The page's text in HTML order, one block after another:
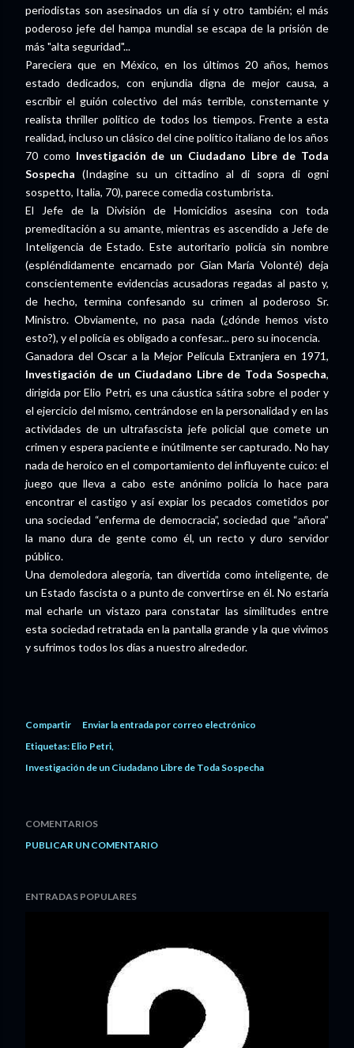
periodistas son asesinados un día sí y otro también; el más
poderoso jefe del hampa mundial se escapa de la prisión de
más "alta seguridad"...
Pareciera que en México, en los últimos 20 años, hemos
estado dedicados, con enjundia digna de mejor causa, a
escribir el guión colectivo del más terrible, consternante y
realista thriller político de todos los tiempos. Frente a esta
realidad, incluso un clásico del cine político italiano de los años
70 como Investigación de un Ciudadano Libre de Toda
Sospecha (Indagine su un cittadino al di sopra di ogni
sospetto, Italia, 70), parece comedia costumbrista.
El Jefe de la División de Homicidios asesina con toda
premeditación a su amante, mientras es ascendido a Jefe de
Inteligencia de Estado. Este autoritario policía sin nombre
(espléndidamente encarnado por Gian María Volonté) deja
conscientemente evidencias acusadoras regadas al pasto y,
de hecho, termina confesando su crimen al poderoso Sr.
Ministro. Obviamente, no pasa nada (¿dónde hemos visto
esto?), y el policía es obligado a confesar... pero su inocencia.
Ganadora del Oscar a la Mejor Película Extranjera en 1971,
Investigación de un Ciudadano Libre de Toda Sospecha,
dirigida por Elio Petri, es una cáustica sátira sobre el poder y
el ejercicio del mismo, centrándose en la personalidad y en las
actividades de un ultrafascista jefe policial que comete un
crimen y espera paciente e inútilmente ser capturado. No hay
nada de heroico en el comportamiento del influyente cuico: el
juego que lleva a cabo este anónimo policía lo hace para
encontrar el castigo y así expiar los pecados cometidos por
una sociedad “enferma de democracia”, sociedad que “añora”
la mano dura de gente como él, un recto y duro servidor
público.
Una demoledora alegoría, tan divertida como inteligente, de
un Estado fascista o a punto de convertirse en él. No estaría
mal echarle un vistazo para constatar las similitudes entre
esta sociedad retratada en la pantalla grande y la que vivimos
y sufrimos todos los días a nuestro alrededor.
Compartir
Enviar la entrada por correo electrónico
Etiquetas: Elio Petri
Investigación de un Ciudadano Libre de Toda Sospecha
COMENTARIOS
PUBLICAR UN COMENTARIO
ENTRADAS POPULARES